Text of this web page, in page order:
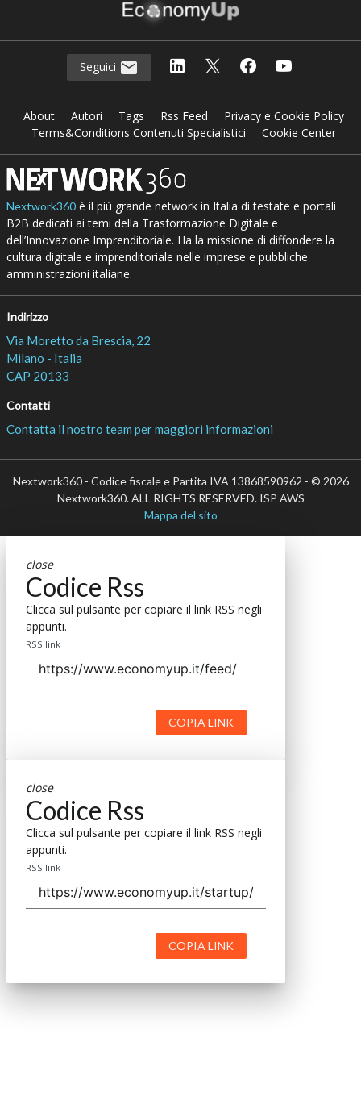
Seguici
About Autori Tags Rss Feed
Privacy e Cookie Policy
Terms&Conditions Contenuti Specialistici
Cookie Center
Nextwork360è il più grande network in Italia di testate e portali
B2B dedicati ai temi della Trasformazione Digitale e
dell’Innovazione Imprenditoriale. Ha la missione di diffondere la
cultura digitale e imprenditoriale nelle imprese e pubbliche
amministrazioni italiane.
Indirizzo
Via Moretto da Brescia, 22
Milano - Italia
CAP 20133
Contatti
Contatta il nostro team per maggiori informazioni
Nextwork360 - Codice fiscale e Partita IVA 13868590962 - © 2026
Nextwork360. ALL RIGHTS RESERVED. ISP AWS
Mappa del sito
close
Codice Rss
Clicca sul pulsante per copiare il link RSS negli
appunti.
RSS link
COPIA LINK
close
Codice Rss
Clicca sul pulsante per copiare il link RSS negli
appunti.
RSS link
COPIA LINK